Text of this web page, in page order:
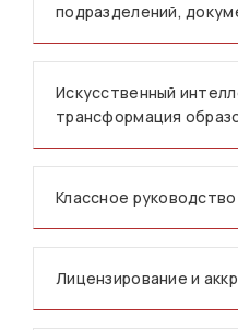
подразделений,
Искусственный
трансформация
Классное
Лицензирование и